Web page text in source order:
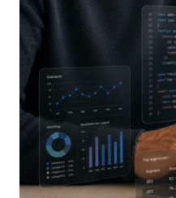
SLUIT JE AAN